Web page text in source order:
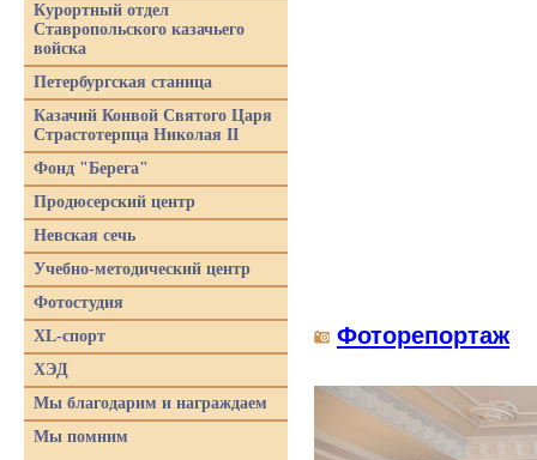
Фоторепортаж
Курортный отдел
Ставропольского казачьего
войска
Петербургская станица
Казачий Конвой Святого Царя
Страстотерпца Николая II
Фонд "Берега"
Продюсерский центр
Невская сечь
Учебно-методический центр
Фотостудия
XL-спорт
ХЭД
Мы благодарим и награждаем
Мы помним